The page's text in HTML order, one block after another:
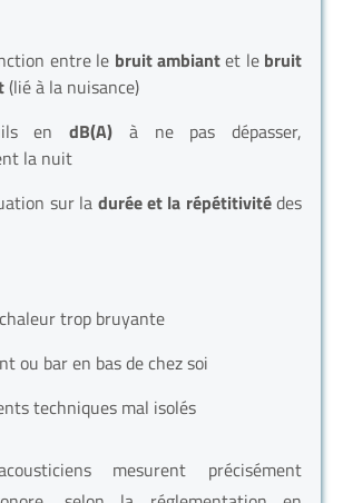
entre le bruit ambiantet le bruit
(lié à la nuisance)
endB(A) à ne pas dépasser,
la nuit
sur la durée et la répétitivitédes
trop bruyante
ou bar en bas de chez soi
techniques mal isolés
mesurent précisément